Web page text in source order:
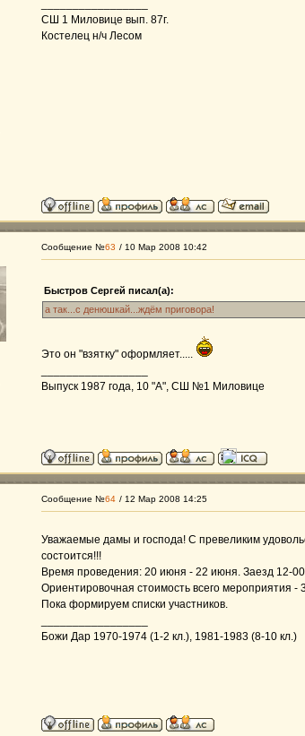
СШ 1 Миловице вып. 87г.
Костелец н/ч Лесом
Сообщение №63 / 10 Мар 2008 10:42
Быстров Сергей писал(а):
а так...с денюшкай...ждём приговора!
Это он "взятку" оформляет.....
Выпуск 1987 года, 10 "А", СШ №1 Миловице
Сообщение №64 / 12 Мар 2008 14:25
Уважаемые дамы и господа! С превеликим
состоится!!!
Время проведения: 20 июня - 22 июня. Заезд 12-
Ориентировочная стоимость всего мероприятия -
Пока формируем списки участников.
Божи Дар 1970-1974 (1-2 кл.), 1981-1983 (8-10 кл.)